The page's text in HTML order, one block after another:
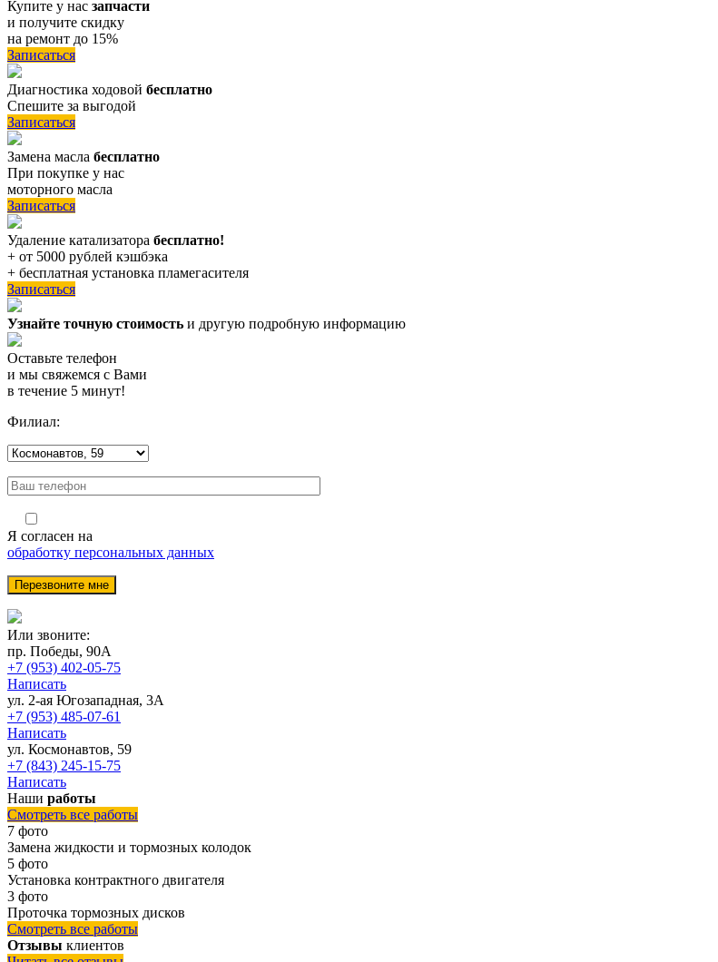
Купите у нас запчасти
и получите скидку
на ремонт до 15%
Записаться
Диагностика ходовой бесплатно
Спешите за выгодой
Записаться
Замена масла бесплатно
При покупке у нас
моторного масла
Записаться
Удаление катализатора бесплатно!
+ от 5000 рублей кэшбэка
+ бесплатная установка пламегасителя
Записаться
Узнайте точную стоимость и другую подробную информацию
Оставьте телефон
и мы свяжемся с Вами
в течение 5 минут!
Филиал:
Я согласен на
обработку персональных данных
Или звоните:
пр. Победы, 90А
+7 (953) 402-05-75
Написать
ул. 2-ая Югозападная, 3А
+7 (953) 485-07-61
Написать
ул. Космонавтов, 59
+7 (843) 245-15-75
Написать
Наши работы
Смотреть все работы
7 фото
Замена жидкости и тормозных колодок
5 фото
Установка контрактного двигателя
3 фото
Проточка тормозных дисков
Смотреть все работы
Отзывы клиентов